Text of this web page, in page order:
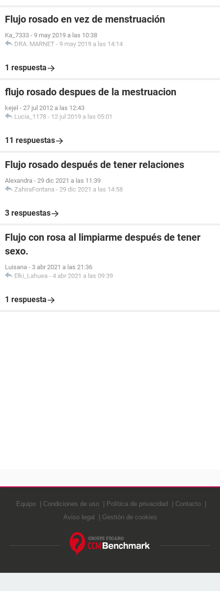
Flujo rosado en vez de menstruación
Ka_7333 - 9 may 2019 a las 10:38
DRA. MARNET - 9 may 2019 a las 14:14
1 respuesta
flujo rosado despues de la mestruacion
kejel - 27 jul 2012 a las 12:43
Lucia_1178 - 12 jul 2019 a las 05:01
11 respuestas
Flujo rosado después de tener relaciones
Alexandra - 29 dic 2021 a las 11:39
ZahiraFontana - 29 dic 2021 a las 14:58
3 respuestas
Flujo con rosa al limpiarme después de tener
sexo.
Luisana - 3 abr 2021 a las 21:36
Elki_Lahuea - 4 abr 2021 a las 09:39
1 respuesta
Equipo Condiciones de uso Política de privacidad
Contacto
Aviso legal
Gestión de cookies